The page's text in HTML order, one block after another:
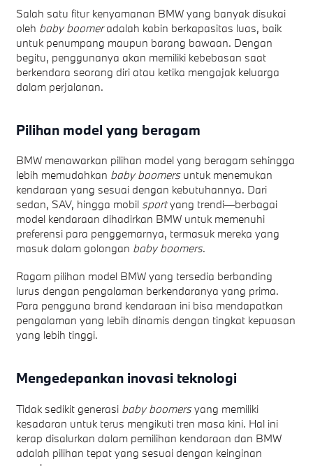
Salah satu fitur kenyamanan BMW yang banyak disukai
oleh baby boomeradalah kabin berkapasitas luas, baik
untuk penumpang maupun barang bawaan. Dengan
begitu, penggunanya akan memiliki kebebasan saat
berkendara seorang diri atau ketika mengajak keluarga
dalam perjalanan.
Pilihan model yang beragam
BMW menawarkan pilihan model yang beragam sehingga
lebih memudahkan baby boomersuntuk menemukan
kendaraan yang sesuai dengan kebutuhannya. Dari
sedan, SAV, hingga mobil sportyang trendi—berbagai
model kendaraan dihadirkan BMW untuk memenuhi
preferensi para penggemarnya, termasuk mereka yang
masuk dalam golongan baby boomers.
Ragam pilihan model BMW yang tersedia berbanding
lurus dengan pengalaman berkendaranya yang prima.
Para pengguna brand kendaraan ini bisa mendapatkan
pengalaman yang lebih dinamis dengan tingkat kepuasan
yang lebih tinggi.
Mengedepankan inovasi teknologi
Tidak sedikit generasi baby boomersyang memiliki
kesadaran untuk terus mengikuti tren masa kini. Hal ini
kerap disalurkan dalam pemilihan kendaraan dan BMW
adalah pilihan tepat yang sesuai dengan keinginan